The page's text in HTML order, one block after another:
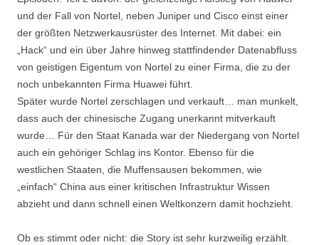
und der Fall von Nortel, neben Juniper und Cisco einst einer
der größten Netzwerkausrüster des Internet. Mit dabei: ein
„Hack“ und ein über Jahre hinweg stattfindender Datenabfluss
von geistigen Eigentum von Nortel zu einer Firma, die zu der
noch unbekannten Firma Huawei führt.
Später wurde Nortel zerschlagen und verkauft… man munkelt,
dass auch der chinesische Zugang unerkannt mitverkauft
wurde… Für den Staat Kanada war der Niedergang von Nortel
auch ein gehöriger Schlag ins Kontor. Ebenso für die
westlichen Staaten, die Muffensausen bekommen, wie
„einfach“ China aus einer kritischen Infrastruktur Wissen
abzieht und dann schnell einen Weltkonzern damit hochzieht.
Ob es stimmt oder nicht: die Story ist sehr kurzweilig erzählt.